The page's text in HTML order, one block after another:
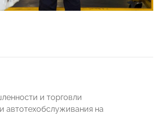
и торговли
автотехобслуживания на